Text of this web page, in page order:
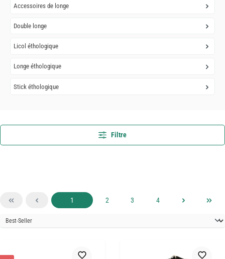
Accessoires de longe
Double longe
Licol éthologique
Longe éthologique
Stick éthologique
Filtre
Page
1 Page
2 Page
3 Page
4